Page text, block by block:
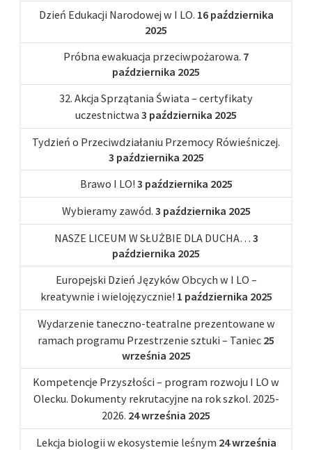
Dzień Edukacji Narodowej w I LO. 16 października
2025
Próbna ewakuacja przeciwpożarowa. 7
października 2025
32. Akcja Sprzątania Świata – certyfikaty
uczestnictwa 3 października 2025
Tydzień o Przeciwdziałaniu Przemocy Rówieśniczej.
3 października 2025
Brawo I LO! 3 października 2025
Wybieramy zawód. 3 października 2025
NASZE LICEUM W SŁUŻBIE DLA DUCHA… 3
października 2025
Europejski Dzień Języków Obcych w I LO –
kreatywnie i wielojęzycznie! 1 października 2025
Wydarzenie taneczno-teatralne prezentowane w
ramach programu Przestrzenie sztuki – Taniec 25
września 2025
Kompetencje Przyszłości – program rozwoju I LO w
Olecku. Dokumenty rekrutacyjne na rok szkol. 2025-
2026. 24 września 2025
Lekcja biologii w ekosystemie leśnym 24 września